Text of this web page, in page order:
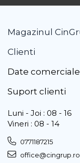
Magazinul
Clienti
Date comerciale
Suport clienti
Luni - Joi : 08 - 16
Vineri : 08 - 14
0771187215
office@cingrup.ro